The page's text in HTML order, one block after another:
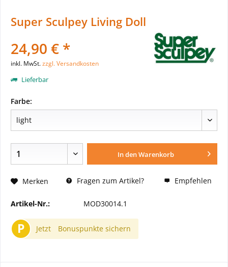
Super Sculpey Living Doll
24,90 € *
inkl. MwSt.zzgl. Versandkosten
Lieferbar
Farbe:
In denWarenkorb
Merken Fragen zum Artikel? Empfehlen
Artikel-Nr.: MOD30014.1
P Jetzt Bonuspunkte sichern